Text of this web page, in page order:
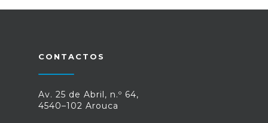
CONTACTOS
Av. 25 de Abril, n.º 64,
4540–102 Arouca